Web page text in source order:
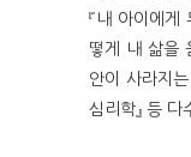
『내 아이에게
떻게 내 삶을
안이 사라지는
심리학』 등 다